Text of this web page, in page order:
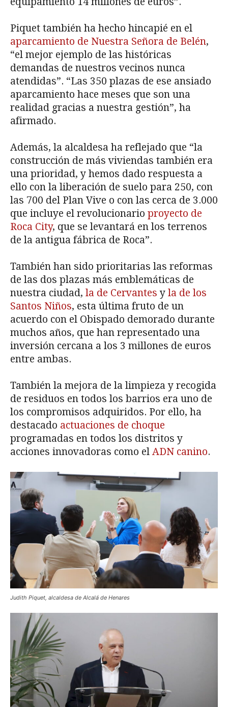
Piquet también ha hecho hincapié en el
aparcamiento de Nuestra Señora de Belén,
“el mejor ejemplo de las históricas
demandas de nuestros vecinos nunca
atendidas”. “Las 350 plazas de ese ansiado
aparcamiento hace meses que son una
realidad gracias a nuestra gestión”, ha
afirmado.
Además, la alcaldesa ha reflejado que “la
construcción de más viviendas también era
una prioridad, y hemos dado respuesta a
ello con la liberación de suelo para 250, con
las 700 del Plan Vive o con las cerca de 3.000
que incluye el revolucionario proyecto de
Roca City, que se levantará en los terrenos
de la antigua fábrica de Roca”.
También han sido prioritarias las reformas
de las dos plazas más emblemáticas de
nuestra ciudad, la de Cervantes y la de los
Santos Niños, esta última fruto de un
acuerdo con el Obispado demorado durante
muchos años, que han representado una
inversión cercana a los 3 millones de euros
entre ambas.
También la mejora de la limpieza y recogida
de residuos en todos los barrios era uno de
los compromisos adquiridos. Por ello, ha
destacado actuaciones de choque
programadas en todos los distritos y
acciones innovadoras como el ADN canino.
Judith Piquet, alcaldesa de Alcalá de Henares